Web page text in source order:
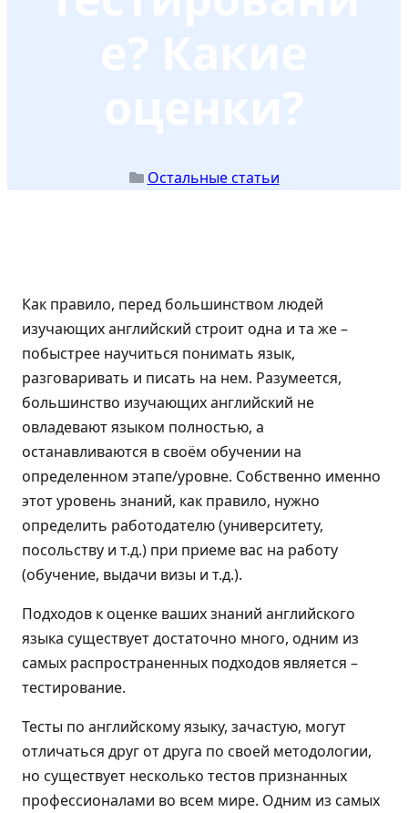
е? Какие
оценки?
Остальные статьи
Как правило, перед большинством людей
изучающих английский строит одна и та же –
побыстрее научиться понимать язык,
разговаривать и писать на нем. Разумеется,
большинство изучающих английский не
овладевают языком полностью, а
останавливаются в своём обучении на
определенном этапе/уровне. Собственно именно
этот уровень знаний, как правило, нужно
определить работодателю (университету,
посольству и т.д.) при приеме вас на работу
(обучение, выдачи визы и т.д.).
Подходов к оценке ваших знаний английского
языка существует достаточно много, одним из
самых распространенных подходов является –
тестирование.
Тесты по английскому языку, зачастую, могут
отличаться друг от друга по своей методологии,
но существует несколько тестов признанных
профессионалами во всем мире. Одним из самых